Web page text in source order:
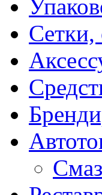
Сетки,